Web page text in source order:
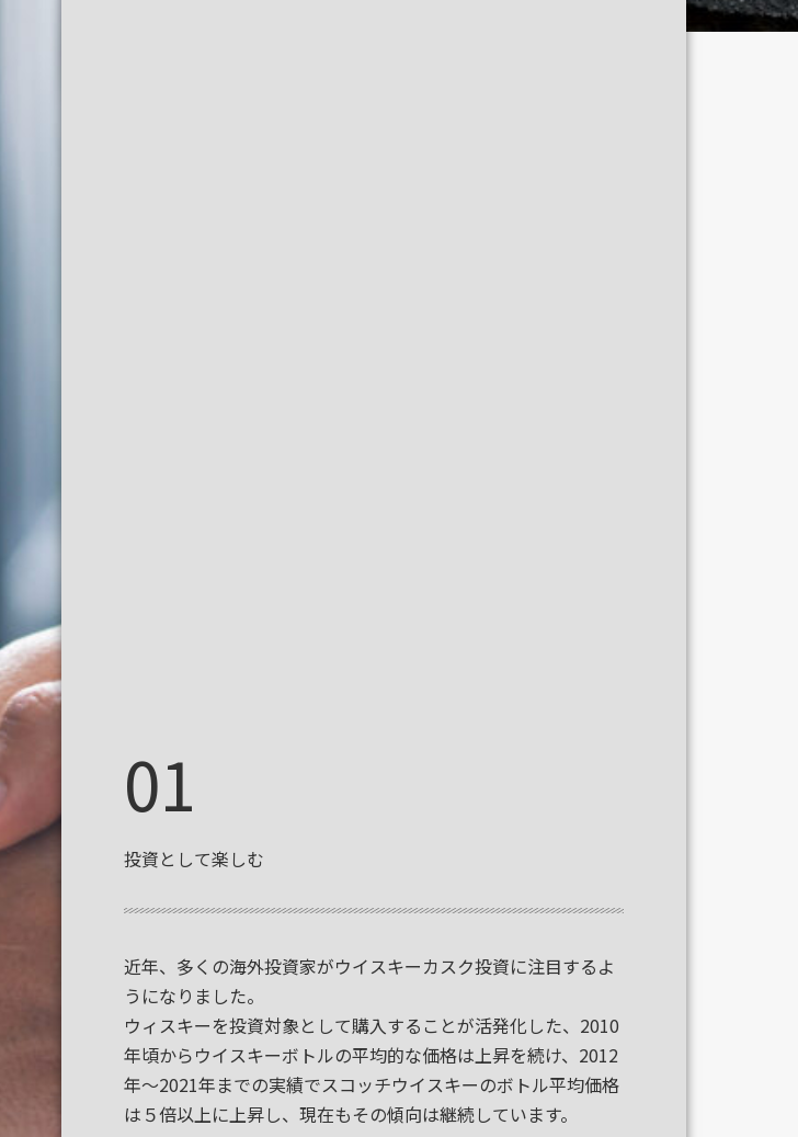
01
投資として楽しむ
近年、多くの海外投資家がウイスキーカスク投資に注目するよ
うになりました。
ウィスキーを投資対象として購入することが活発化した、2010
年頃からウイスキーボトルの平均的な価格は上昇を続け、2012
年～2021年までの実績でスコッチウイスキーのボトル平均価格
は５倍以上に上昇し、現在もその傾向は継続しています。